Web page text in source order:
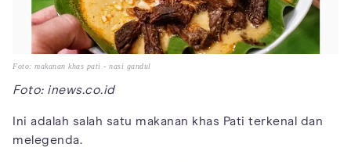
Foto: makanan khas pati - nasi gandul
Foto: inews.co.id
Ini adalah salah satu makanan khas Pati terkenal dan
melegenda.